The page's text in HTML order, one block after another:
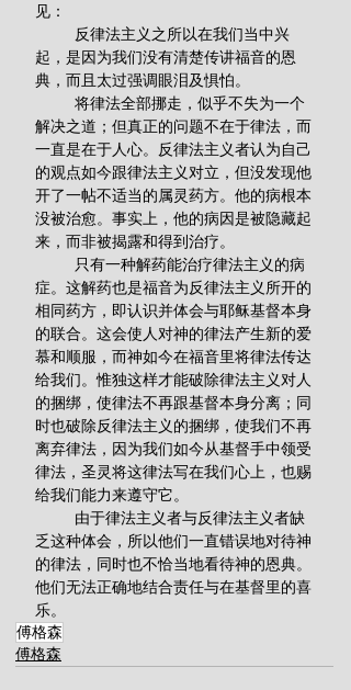
见：
起，是因为我们没有清楚传讲福音的恩
典，而且太过强调眼泪及惧怕。
解决之道；但真正的问题不在于律法，而
一直是在于人心。反律法主义者认为自己
的观点如今跟律法主义对立，但没发现他
开了一帖不适当的属灵药方。他的病根本
没被治愈。事实上，他的病因是被隐藏起
来，而非被揭露和得到治疗。
症。这解药也是福音为反律法主义所开的
相同药方，即认识并体会与耶稣基督本身
的联合。这会使人对神的律法产生新的爱
慕和顺服，而神如今在福音里将律法传达
给我们。惟独这样才能破除律法主义对人
的捆绑，使律法不再跟基督本身分离；同
时也破除反律法主义的捆绑，使我们不再
离弃律法，因为我们如今从基督手中领受
律法，圣灵将这律法写在我们心上，也赐
给我们能力来遵守它。
乏这种体会，所以他们一直错误地对待神
的律法，同时也不恰当地看待神的恩典。
他们无法正确地结合责任与在基督里的喜
乐。
傅格森
傅格森